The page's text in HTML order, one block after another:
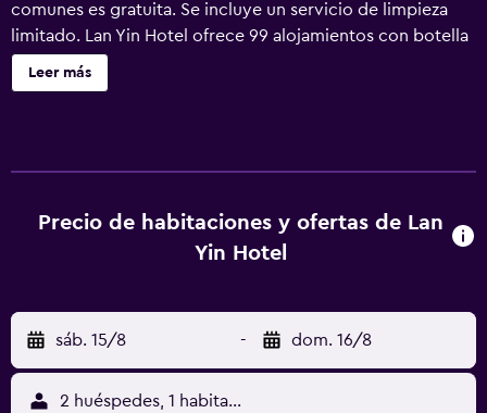
comunes es gratuita. Se incluye un servicio de limpieza
limitado. Lan Yin Hotel ofrece 99 alojamientos con botella
de agua gratuita y zapatillas. Se ofrece una televisión LED
en todas las habitaciones. Los baños están equipados con
Leer más
Precio de habitaciones y ofertas de Lan
Yin Hotel
sáb. 15/8 - dom. 16/8
2 huéspedes, 1 habitación